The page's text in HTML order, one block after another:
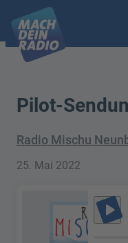
Pilot-
Radio Mischu
25. Mai 2022
play_arrow